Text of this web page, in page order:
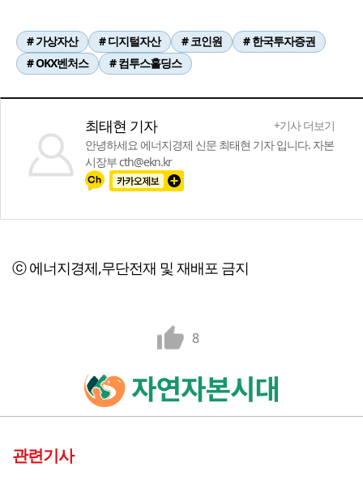
# 가상자산 # 디지털자산 # 코인원
# 한국투자증권
# OKX벤처스
# 컴투스홀딩스
최태현 기자
+기사 더보기
안녕하세요 에너지경제 신문 최태현 기자 입니다. 자본
시장부 cth@ekn.kr
ⓒ 에너지경제,무단전재 및 재배포 금지
8
관련기사